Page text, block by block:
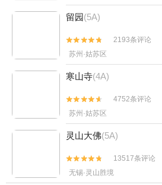
留园(5A)


2193条评论
苏州·姑苏区
寒山寺(4A)


4752条评论
苏州·姑苏区
灵山大佛(5A)


13517条评论
无锡·灵山胜境